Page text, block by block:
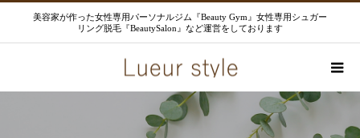
美容家が作った女性専用パーソナルジム『Beauty Gym』女性専用シュガー
リング脱毛『BeautySalon』など運営をしております